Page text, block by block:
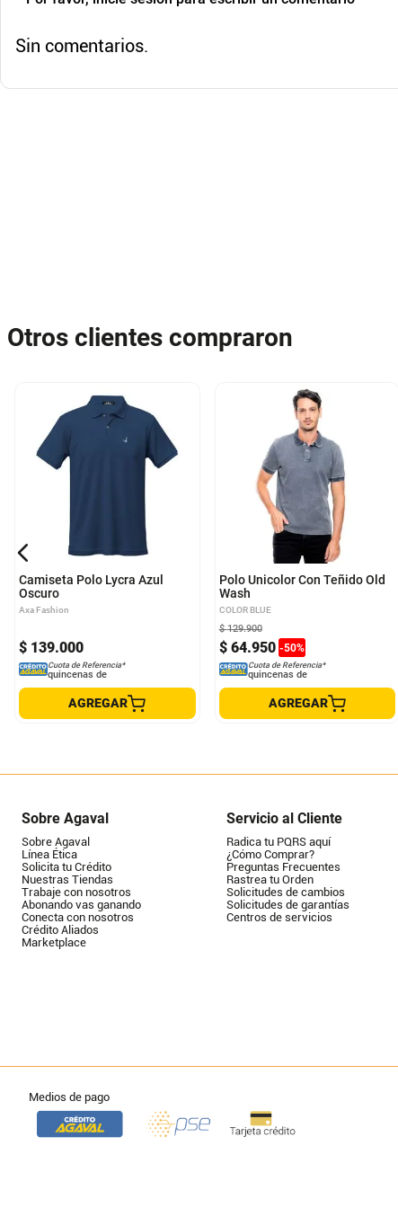
Sin comentarios.
Otros clientes compraron
M
Camiseta Polo Lycra Azul
Oscuro
Axa Fashion
$ 139.000
Cuota de Referencia*
quincenas de
AGREGAR
XL
Polo Unicolor Con Teñido Old
Wash
COLOR BLUE
$ 64.950 -50%
$ 129.900
Cuota de Referencia*
quincenas de
AGREGAR
Sobre Agaval
Sobre Agaval
Línea Ética
Solicita tu Crédito
Nuestras Tiendas
Trabaje con nosotros
Abonando vas ganando
Conecta con nosotros
Crédito Aliados
Marketplace
Servicio al Cliente
Radica tu PQRS aquí
¿Cómo Comprar?
Preguntas Frecuentes
Rastrea tu Orden
Solicitudes de cambios
Solicitudes de garantías
Centros de servicios
Medios de pago